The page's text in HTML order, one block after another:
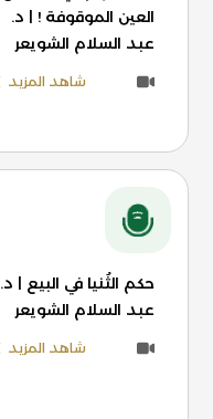
العين الموقوفة ! | د.
عبد السلام الشويعر
شاهد المزيد
حكم الثُنيا في البيع | د.
عبد السلام الشويعر
شاهد المزيد